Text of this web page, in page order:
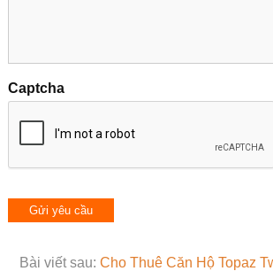
Captcha
Bài viết sau: Cho Thuê Căn Hộ Topaz